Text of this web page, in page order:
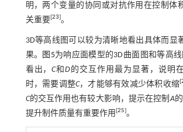
明，两个变量的协同或对抗作用在控制体
关重要 23 。
3D等高线图可以较为清晰地看出具体而显
果。
图5为响应面模型的3D曲面图和等高
看出，C和D的交互作用最为显著，说明
时，需要调整C，才能够有效减少体积收缩 [
C的交互作用也有较大影响，提示在控制A
提升制件质量有重要作用 25 。